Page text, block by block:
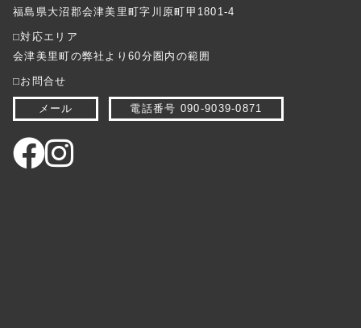
福島県大沼郡会津美里町字川原町甲1801-4
⬜︎対応エリア
会津美里町の弊社より60分圏内の範囲
⬜︎お問合せ
メール 電話番号 090-9039-0871